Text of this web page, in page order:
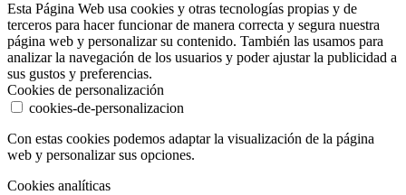
Esta Página Web usa cookies y otras tecnologías propias y de
terceros para hacer funcionar de manera correcta y segura nuestra
página web y personalizar su contenido. También las usamos para
analizar la navegación de los usuarios y poder ajustar la publicidad a
sus gustos y preferencias.
Cookies de personalización
cookies-de-personalizacion
Con estas cookies podemos adaptar la visualización de la página
web y personalizar sus opciones.
Cookies analíticas